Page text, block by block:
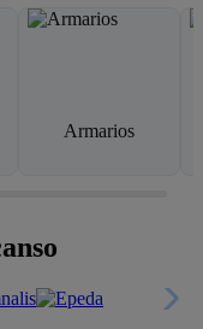
Armarios